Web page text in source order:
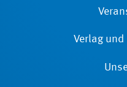
Verlag